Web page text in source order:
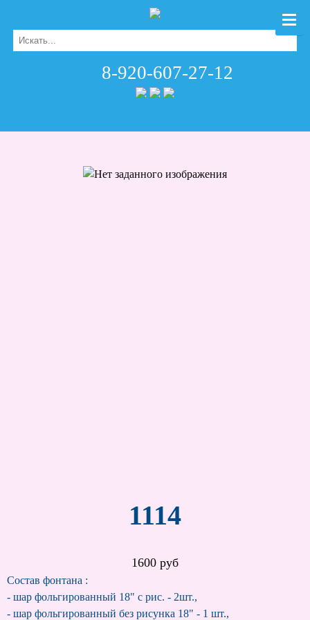
8-920-607-27-12
1114
1600 руб
Состав фонтана :
- шар фольгированный 18" с рис. - 2шт.,
- шар фольгированный без рисунка 18" - 1 шт.,